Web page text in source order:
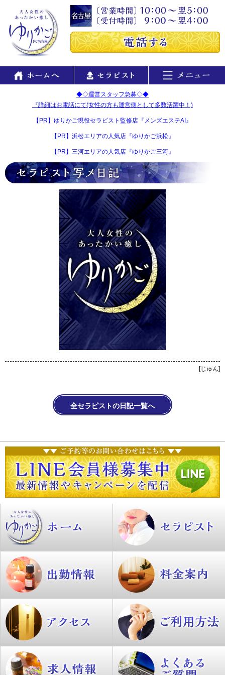
◆◇運営スタッフ急募◇◆
『詳細はお電話にて(女性の方も運営側として多数活躍中！)
【PR】ゆりかご現役セラピスト監修店『メンズエステAI』
【PR】浜松エリアの人気店『ゆりかご浜松』
【PR】三河エリアの人気店『ゆりかご三河』
[じゅん]
全セラピストの日記一覧へ